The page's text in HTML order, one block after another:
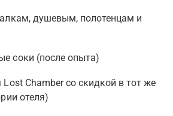
душевым, полотенцам и
соки (после опыта)
Chamber со скидкой в тот же
отеля)